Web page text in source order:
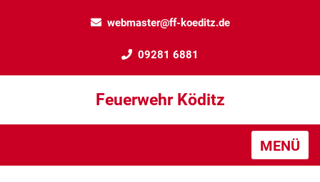
webmaster@ff-koeditz.de
09281 6881
Feuerwehr Köditz
MENÜ